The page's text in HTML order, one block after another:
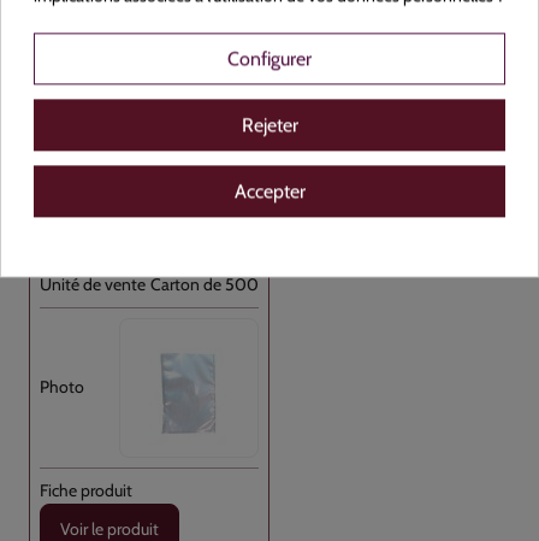
Sac sous vide Transparent PA/PE 35x45 //500
Plastique
NON
Transparent
Carton de 500
Voir le produit
Configurer
Rejeter
Accepter